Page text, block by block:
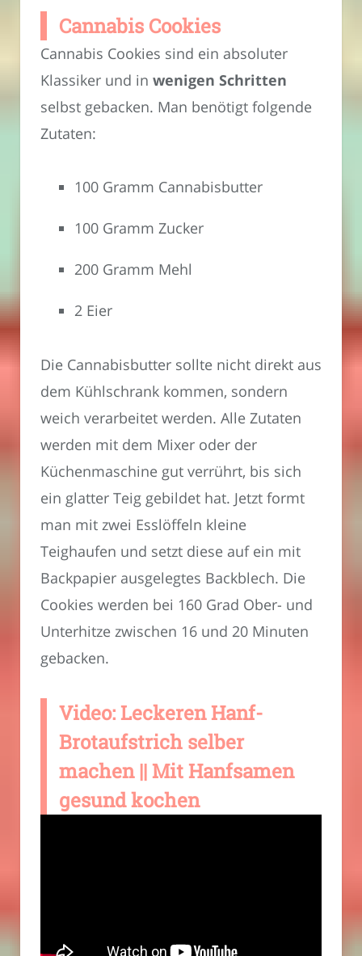
Cannabis Cookies
Cannabis Cookies sind ein absoluter
Klassiker und in wenigen Schritten
selbst gebacken. Man benötigt folgende
Zutaten:
100 Gramm Cannabisbutter
100 Gramm Zucker
200 Gramm Mehl
2 Eier
Die Cannabisbutter sollte nicht direkt aus
dem Kühlschrank kommen, sondern
weich verarbeitet werden. Alle Zutaten
werden mit dem Mixer oder der
Küchenmaschine gut verrührt, bis sich
ein glatter Teig gebildet hat. Jetzt formt
man mit zwei Esslöffeln kleine
Teighaufen und setzt diese auf ein mit
Backpapier ausgelegtes Backblech. Die
Cookies werden bei 160 Grad Ober- und
Unterhitze zwischen 16 und 20 Minuten
gebacken.
Video: Leckeren Hanf-
Brotaufstrich selber
machen || Mit Hanfsamen
gesund kochen